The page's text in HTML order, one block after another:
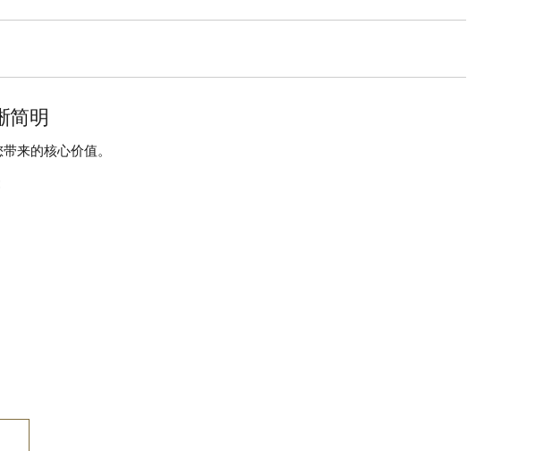
对应的某些投资产品。
能够达到其战略目标。
互惠基金也有费用和税费，这可能会影响回
简明
来的核心价值。